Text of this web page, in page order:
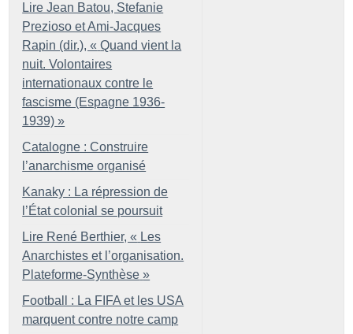
Lire Jean Batou, Stefanie
Prezioso et Ami-Jacques
Rapin (dir.), « Quand vient la
nuit. Volontaires
internationaux contre le
fascisme (Espagne 1936-
1939) »
Catalogne : Construire
l’anarchisme organisé
Kanaky : La répression de
l’État colonial se poursuit
Lire René Berthier, « Les
Anarchistes et l’organisation.
Plateforme-Synthèse »
Football : La FIFA et les USA
marquent contre notre camp